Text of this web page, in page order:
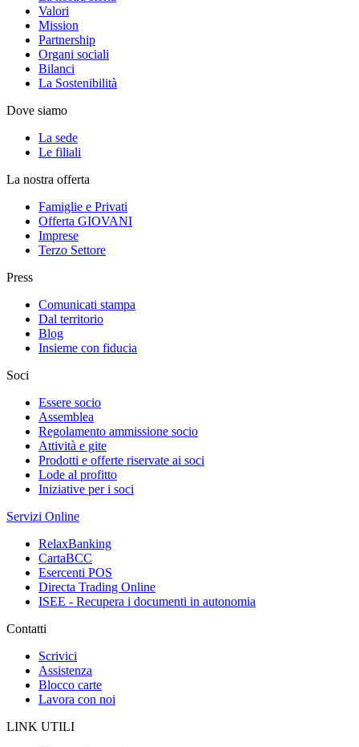
Valori
Mission
Partnership
Organi sociali
Bilanci
La Sostenibilità
Dove siamo
La sede
Le filiali
La nostra offerta
Famiglie e Privati
Offerta GIOVANI
Imprese
Terzo Settore
Press
Comunicati stampa
Dal territorio
Blog
Insieme con fiducia
Soci
Essere socio
Assemblea
Regolamento ammissione socio
Attività e gite
Prodotti e offerte riservate ai soci
Lode al profitto
Iniziative per i soci
Servizi Online
RelaxBanking
CartaBCC
Esercenti POS
Directa Trading Online
ISEE - Recupera i documenti in autonomia
Contatti
Scrivici
Assistenza
Blocco carte
Lavora con noi
LINK UTILI